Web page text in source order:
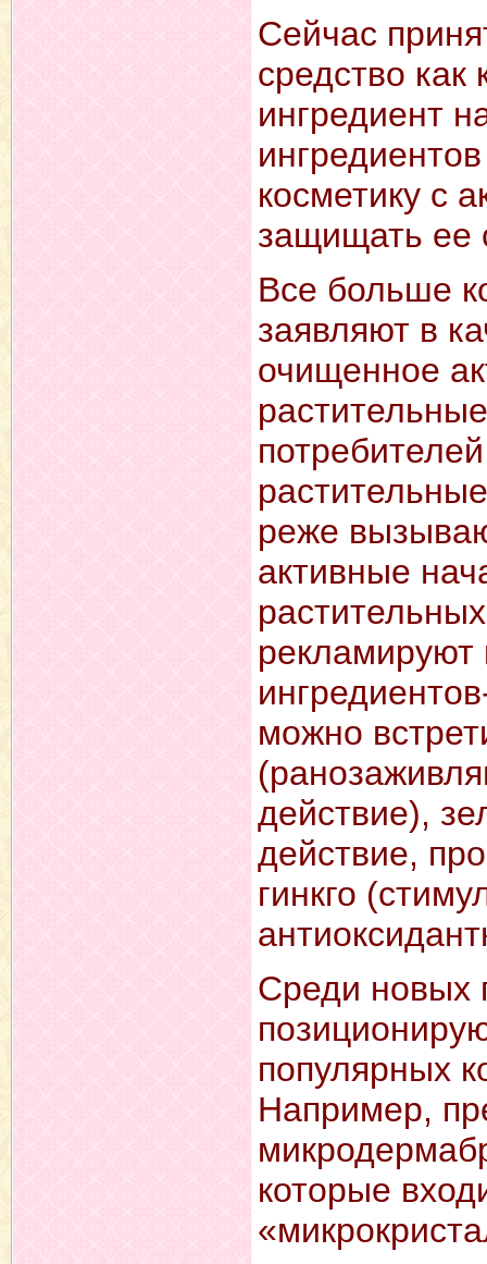
Сейчас
средство как
ингредиент
косметику с
защищать ее
Все больше
заявляют в
очищенное
реже
активные
рекламируют
можно
действие),
действие,
гинкго
Среди новых
популярных
Например,
которые